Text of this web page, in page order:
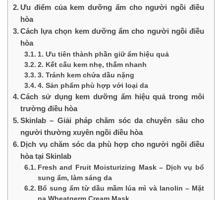
Ưu điểm của kem dưỡng ẩm cho người ngồi điều
hòa
Cách lựa chọn kem dưỡng ẩm cho người ngồi điều
hòa
1. Ưu tiên thành phần giữ ẩm hiệu quả
2. Kết cấu kem nhẹ, thấm nhanh
3. Tránh kem chứa dầu nặng
4. Sản phẩm phù hợp với loại da
Cách sử dụng kem dưỡng ẩm hiệu quả trong môi
trường điều hòa
Skinlab – Giải pháp chăm sóc da chuyên sâu cho
người thường xuyên ngồi điều hòa
Dịch vụ chăm sóc da phù hợp cho người ngồi điều
hòa tại Skinlab
Fresh and Fruit Moisturizing Mask – Dịch vụ bổ
sung ẩm, làm sáng da
Bổ sung ẩm từ dầu mầm lúa mì và lanolin – Mặt